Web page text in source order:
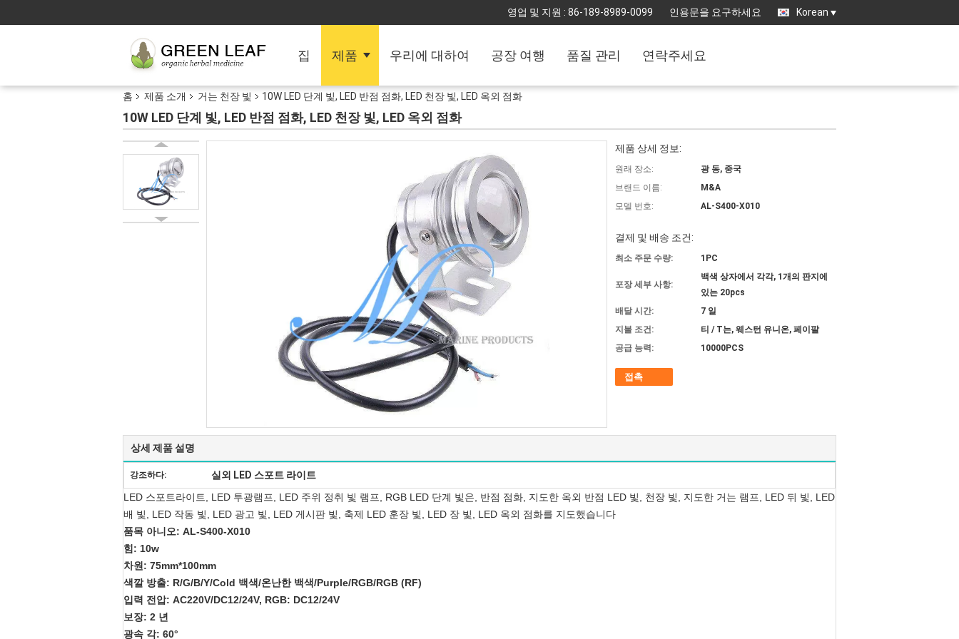
영업 및 지원 : 86-189-8989-0099 인용문을 요구하세요 Korean
집 제품 우리에 대하여 공장 여행 품질 관리 연락주세요
홈 제품 소개 거는 천장 빛 10W LED 단계 빛, LED 반점 점화, LED 천장 빛, LED 옥외 점화
10W LED 단계 빛, LED 반점 점화, LED 천장 빛, LED 옥외 점화
제품 상세 정보:
원래 장소:
광 동, 중국
브랜드 이름:
M&A
모델 번호:
AL-S400-X010
결제 및 배송 조건:
최소 주문 수량: 1PC
포장 세부 사항:
백색 상자에서 각각, 1개의 판지에
있는 20pcs
배달 시간:
7 일
지불 조건:
티 / T는, 웨스턴 유니온, 페이팔
공급 능력:
10000PCS
접촉
상세 제품 설명
강조하다:
실외 LED 스포트 라이트
LED 스포트라이트, LED 투광램프, LED 주위 정취 빛 램프, RGB LED 단계 빛은, 반점 점화, 지도한 옥외 반점 LED 빛, 천장 빛, 지도한 거는 램프, LED 뒤 빛, LED
배 빛, LED 작동 빛, LED 광고 빛, LED 게시판 빛, 축제 LED 훈장 빛, LED 장 빛, LED 옥외 점화를 지도했습니다
품목 아니오: AL-S400-X010
힘: 10w
차원: 75mm*100mm
색깔 방출: R/G/B/Y/Cold 백색/온난한 백색/Purple/RGB/RGB (RF)
입력 전압: AC220V/DC12/24V, RGB: DC12/24V
보장: 2 년
광속 각: 60°